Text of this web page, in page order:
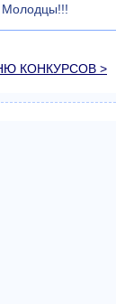
Молодцы!!!
КОНКУРСОВ >